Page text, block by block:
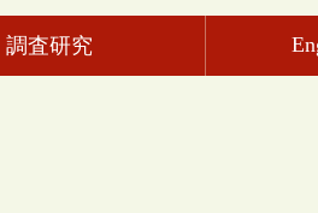
調査研究